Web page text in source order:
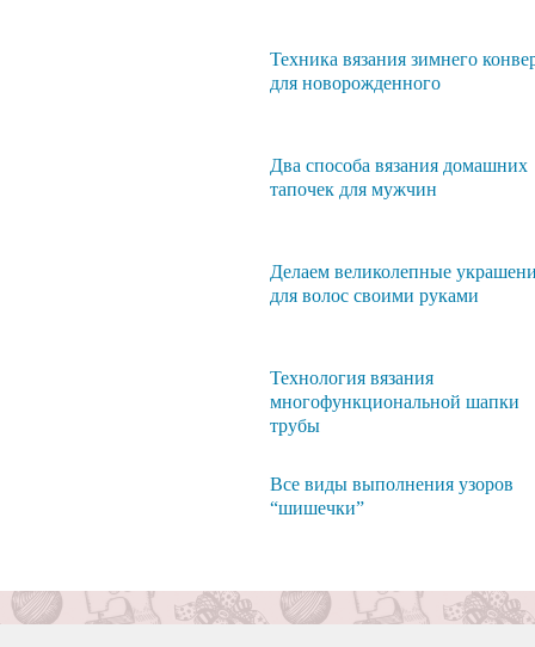
Техника вязания зимнего
для новорожденного
Два способа вязания домашних
тапочек для мужчин
Делаем великолепные
для волос своими руками
Технология вязания
многофункциональной шапки
трубы
Все виды выполнения узоров
“шишечки”